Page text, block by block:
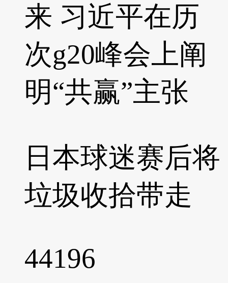
来 习近平在历
次g20峰会上阐
明“共赢”主张
日本球迷赛后将
垃圾收拾带走
44196